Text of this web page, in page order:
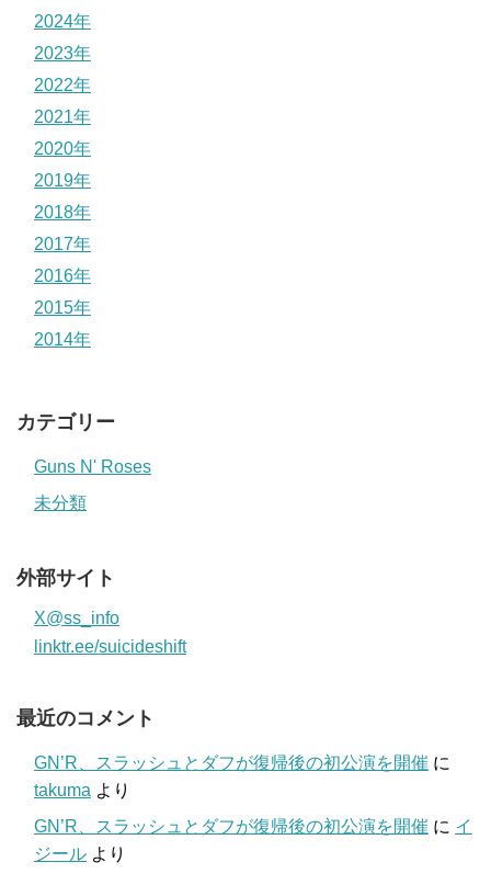
2024年
2023年
2022年
2021年
2020年
2019年
2018年
2017年
2016年
2015年
2014年
カテゴリー
Guns N' Roses
未分類
外部サイト
X@ss_info
linktr.ee/suicideshift
最近のコメント
GN’R、スラッシュとダフが復帰後の初公演を開催 に
takuma より
GN’R、スラッシュとダフが復帰後の初公演を開催 に イ
ジール より